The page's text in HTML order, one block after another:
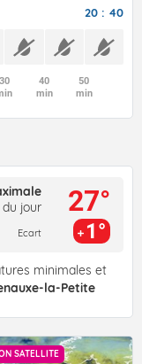
20 : 40
30
40
min
50
min
du jour
Ecart
27°
1°
minimales et
la-Petite
SATELLITE